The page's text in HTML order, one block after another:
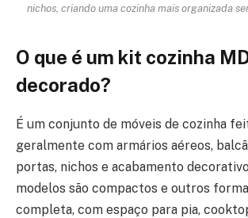
nichos, criando uma cozinha mais organizada
O que é um kit cozinha
decorado?
É um conjunto de móveis de cozinha
geralmente com armários aéreos,
portas, nichos e acabamento
modelos são compactos e outros
completa, com espaço para pia,